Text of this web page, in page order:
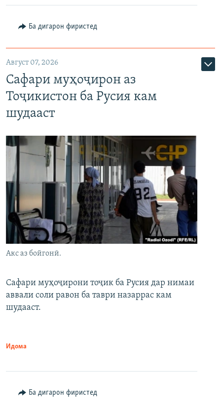
Ба дигарон фиристед
Август 07, 2026
Сафари муҳоҷирон аз
Тоҷикистон ба Русия кам
шудааст
Акс аз бойгонӣ.
Сафари муҳоҷирони тоҷик ба Русия дар нимаи
аввали соли равон ба таври назаррас кам
шудааст.
Идома
Ба дигарон фиристед